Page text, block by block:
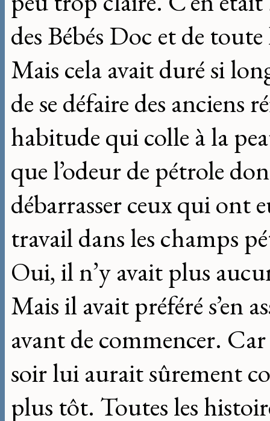
des Bébés Doc et de
Mais cela avait duré si
de se défaire des anciens
habitude qui colle à la
que l’odeur de pétrole
débarrasser ceux qui ont
travail dans les champs
Oui, il n’y avait plus
Mais il avait préféré s’en
avant de commencer.
soir lui aurait sûrement
plus tôt. Toutes les